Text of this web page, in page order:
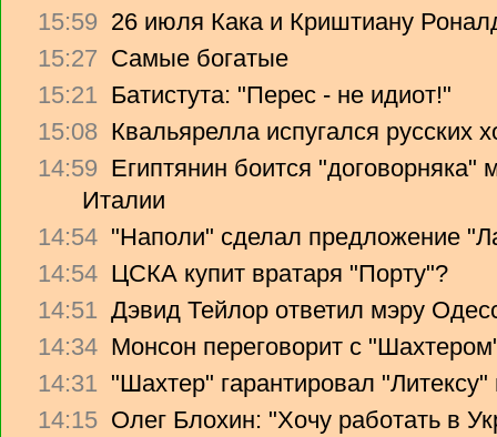
15:59 26 июля Кака и Криштиану
15:27 Самые богатые
15:21 Батистута: "Перес - не идиот!"
15:08 Квальярелла испугался русских
14:59 Египтянин боится
Италии
14:54 "Наполи" сделал предложение
14:54 ЦСКА купит вратаря "Порту"?
14:51 Дэвид Тейлор ответил мэру
14:34 Монсон переговорит с
14:31 "Шахтер" гарантировал
14:15 Олег Блохин: "Хочу работать в